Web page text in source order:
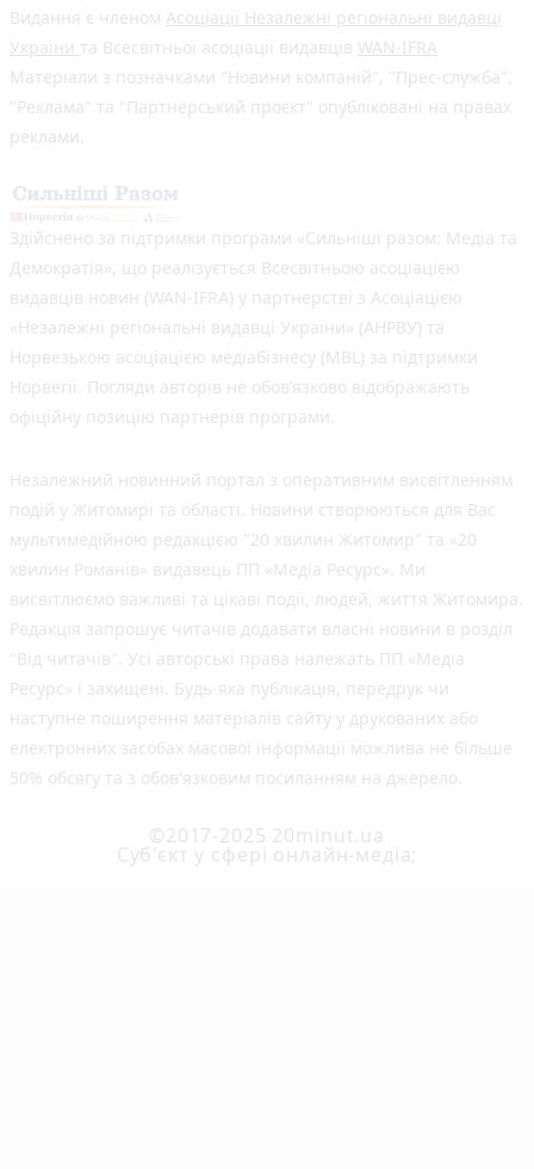
Видання є членом Асоціації Незалежні регіональні видавці
України та Всесвітньої асоціації видавців WAN-IFRA
Матеріали з позначками "Новини компаній", "Прес-служба",
"Реклама" та "Партнерський проєкт" опубліковані на правах
реклами.
Здійснено за підтримки програми «Сильніші разом: Медіа та
Демократія», що реалізується Всесвітньою асоціацією
видавців новин (WAN-IFRA) у партнерстві з Асоціацією
«Незалежні регіональні видавці України» (АНРВУ) та
Норвезькою асоціацією медіабізнесу (MBL) за підтримки
Норвегії. Погляди авторів не обов’язково відображають
офіційну позицію партнерів програми.
Незалежний новинний портал з оперативним висвітленням
подій у Житомирі та області. Новини створюються для Вас
мультимедійною редакцією "20 хвилин Житомир" та «20
хвилин Романів» видавець ПП «Медіа Ресурс». Ми
висвітлюємо важливі та цікаві події, людей, життя Житомира.
Редакція запрошує читачів додавати власні новини в розділ
"Від читачів". Усі авторські права належать ПП «Медіа
Ресурс» і захищені. Будь-яка публiкацiя, передрук чи
наступне поширення матеріалів сайту у друкованих або
електронних засобах масової інформації можлива не більше
50% обсягу та з обов'язковим посиланням на джерело.
©2017-2025 20minut.ua
Cуб'єкт у сфері онлайн-медіа;